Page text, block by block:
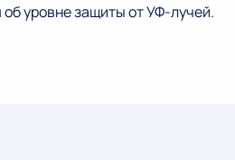
об уровне защиты от УФ-лучей.